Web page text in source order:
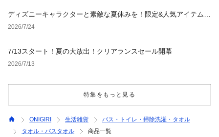
ディズニーキャラクターと素敵な夏休みを！限定&人気アイテム特
集
2026/7/24
7/13スタート！夏の大放出！クリアランスセール開幕
2026/7/13
特集をもっと見る
ONIGIRI 生活雑貨
バス・トイレ・掃除洗濯・タオル
タオル・バスタオル
商品一覧